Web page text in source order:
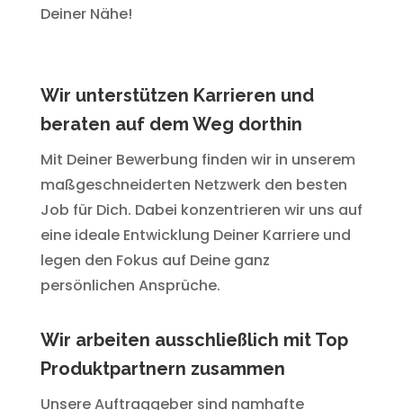
Deiner Nähe!
Wir unterstützen Karrieren und
beraten auf dem Weg dorthin
Mit Deiner Bewerbung finden wir in unserem
maßgeschneiderten Netzwerk den besten
Job für Dich. Dabei konzentrieren wir uns auf
eine ideale Entwicklung Deiner Karriere und
legen den Fokus auf Deine ganz
persönlichen Ansprüche.
Wir arbeiten ausschließlich mit Top
Produktpartnern zusammen
Unsere Auftraggeber sind namhafte